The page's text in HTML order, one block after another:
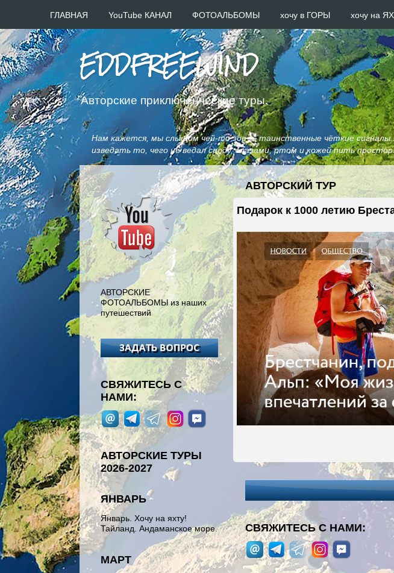
EDDFREEWIND
Авторские приключенческие туры.
Нам кажется, мы слышим чей-то зов — таинственные чёткие
изведать то, чего не ведал сроду, глазами, ртом и кожей пить
АВТОРСКИЙ ТУР
Подарок к 1000 летию
СВЯЖИТЕСЬ С НАМИ:
АВТОРСКИЕ
ФОТОАЛЬБОМЫ из наших
путешествий
СВЯЖИТЕСЬ С
НАМИ:
АВТОРСКИЕ ТУРЫ
2026-2027
ЯНВАРЬ
Январь. Хочу на яхту!
Тайланд. Андаманское море.
МАРТ
ГЛАВНАЯ YouTube КАНАЛ ФОТОАЛЬБОМЫ хочу в ГОРЫ хочу на